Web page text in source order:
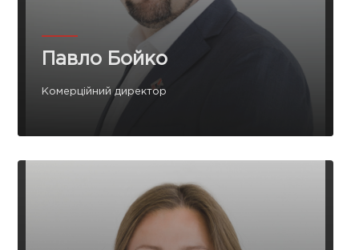
Павло Бойко
Комерційний директор